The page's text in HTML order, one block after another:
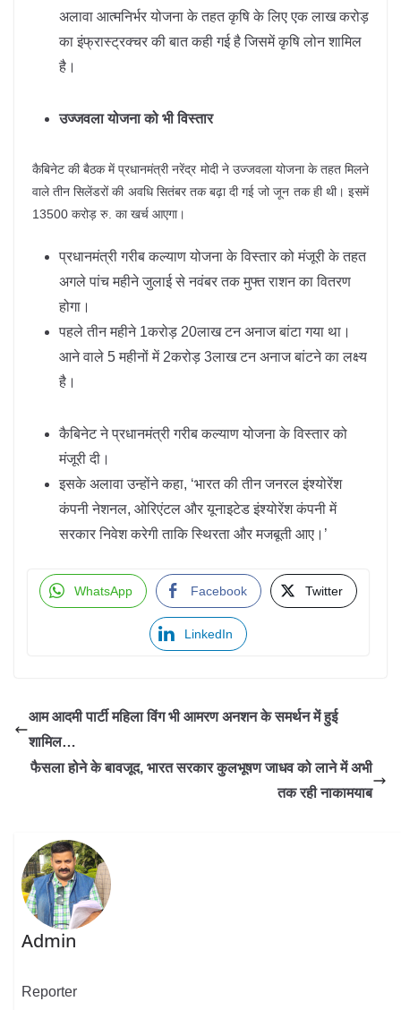
अलावा आत्मनिर्भर योजना के तहत कृषि के लिए एक लाख करोड़
का इंफ्रास्ट्रक्चर की बात कही गई है जिसमें कृषि लोन शामिल
है।
उज्जवला योजना को भी विस्तार
कैबिनेट की बैठक में प्रधानमंत्री नरेंद्र मोदी ने उज्जवला योजना के तहत मिलने
वाले तीन सिलेंडरों की अवधि सितंबर तक बढ़ा दी गई जो जून तक ही थी। इसमें
13500 करोड़ रु. का खर्च आएगा।
प्रधानमंत्री गरीब कल्याण योजना के विस्तार को मंजूरी के तहत
अगले पांच महीने जुलाई से नवंबर तक मुफ्त राशन का वितरण
होगा।
पहले तीन महीने 1करोड़ 20लाख टन अनाज बांटा गया था।
आने वाले 5 महीनों में 2करोड़ 3लाख टन अनाज बांटने का लक्ष्य
है।
कैबिनेट ने प्रधानमंत्री गरीब कल्याण योजना के विस्तार को
मंजूरी दी।
इसके अलावा उन्होंने कहा, ‘भारत की तीन जनरल इंश्योरेंश
कंपनी नेशनल, ओरिएंटल और यूनाइटेड इंश्योरेंश कंपनी में
सरकार निवेश करेगी ताकि स्थिरता और मजबूती आए।’
WhatsApp Facebook Twitter
LinkedIn
आम आदमी पार्टी महिला विंग भी आमरण अनशन के समर्थन में हुई
शामिल…
फैसला होने के बावजूद, भारत सरकार कुलभूषण जाधव को लाने में अभी
तक रही नाकामयाब
Admin
Reporter